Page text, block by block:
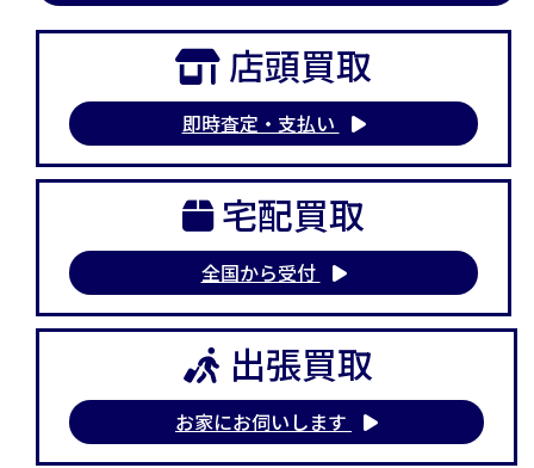
店頭買取
即時査定・支払い
宅配買取
全国から受付
出張買取
お家にお伺いします